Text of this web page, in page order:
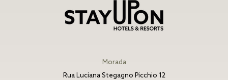
Morada
Rua Luciana Stegagno Picchio 12